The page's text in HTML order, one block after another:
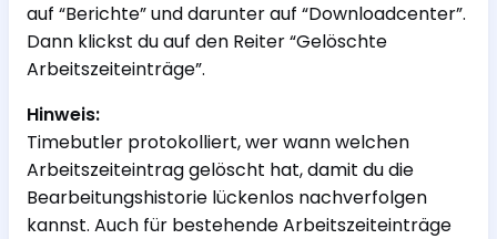
auf “Berichte” und darunter auf “Downloadcenter”.
Dann klickst du auf den Reiter “Gelöschte
Arbeitszeiteinträge”.
Hinweis:
Timebutler protokolliert, wer wann welchen
Arbeitszeiteintrag gelöscht hat, damit du die
Bearbeitungshistorie lückenlos nachverfolgen
kannst. Auch für bestehende Arbeitszeiteinträge